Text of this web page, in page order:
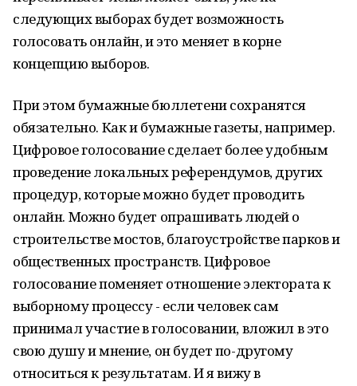
следующих выборах будет возможность
голосовать онлайн, и это меняет в корне
концепцию выборов.
При этом бумажные бюллетени сохранятся
обязательно. Как и бумажные газеты, например.
Цифровое голосование сделает более удобным
проведение локальных референдумов, других
процедур, которые можно будет проводить
онлайн. Можно будет опрашивать людей о
строительстве мостов, благоустройстве парков и
общественных пространств. Цифровое
голосование поменяет отношение электората к
выборному процессу - если человек сам
принимал участие в голосовании, вложил в это
свою душу и мнение, он будет по-другому
относиться к результатам. И я вижу в